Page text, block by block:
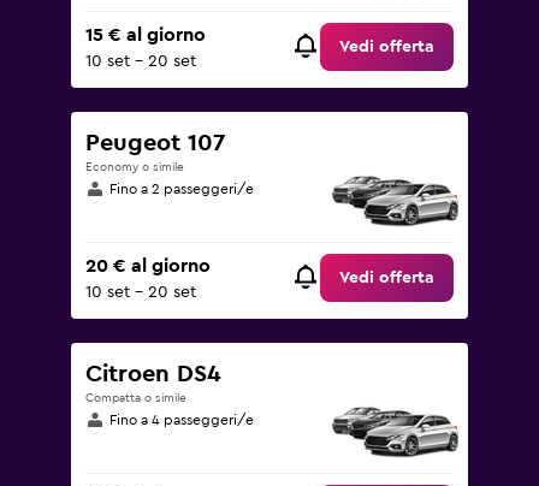
15 € al giorno
10 set - 20 set
Vedi offerta
Peugeot 107
Economy o simile
Fino a 2 passeggeri/e
20 € al giorno
10 set - 20 set
Vedi offerta
Citroen DS4
Compatta o simile
Fino a 4 passeggeri/e